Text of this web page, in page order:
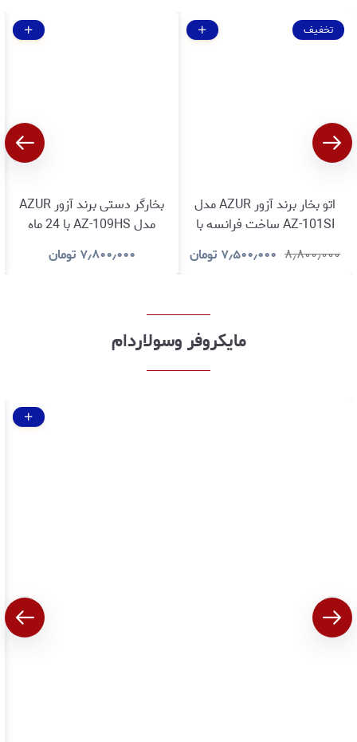
تخفیف
اتو بخار برند آزور AZUR مدل
AZ-101SI ساخت فرانسه با
۸٫۸۰۰٫۰۰۰ ۷٫۵۰۰٫۰۰۰ تومان
بخارگر دستی برند آزور AZUR
مدل AZ-109HS با 24 ماه
گارانتی شرکتی
۷٫۸۰۰٫۰۰۰ تومان
مایکروفر وسولاردام